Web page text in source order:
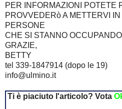
PER INFORMAZIONI POTETE
PROVVEDERò A METTERVI
PERSONE
CHE SI STANNO
GRAZIE,
BETTY
tel 339-1847914 (dopo le 19)
info@ulmino.it
Ti è piaciuto l'articolo? Vota